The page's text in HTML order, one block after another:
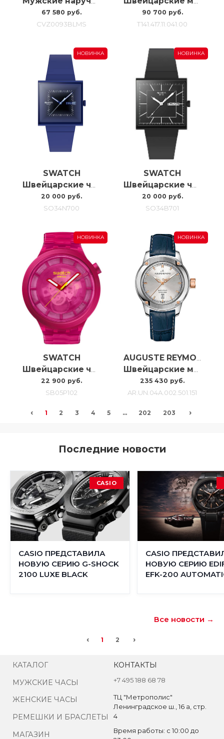
67 580 руб.
CVZ0093BLMS
90 700 руб.
T141.417.11.041.00
НОВИНКА
SWATCH
Швейцарские часы Swatch Squarely Blacklight SO34N700
20 000 руб.
SO34N700
НОВИНКА
SWATCH
Швейцарские часы Swatch What If…blackagain? SO34B701
20 000 руб.
SO34B701
НОВИНКА
SWATCH
22 900 руб.
SB05P102
НОВИНКА
235 430 руб.
AR.UN.04A.002.501.151
‹ 1 2 3 4 5 ... 202 203 ›
Последние новости
CASIO
CASIO ПРЕДСТАВИЛА
НОВУЮ СЕРИЮ G-SHOCK
2100 LUXE BLACK
CASIO
НОВУЮ СЕРИЮ
EFK-200
Все новости →
‹ 1 2 ›
КАТАЛОГ
МУЖСКИЕ ЧАСЫ
ЖЕНСКИЕ ЧАСЫ
РЕМЕШКИ И БРАСЛЕТЫ
МАГАЗИН
КОНТАКТЫ
+7 495 188 68 78
ТЦ "Метрополис"
Ленинградское ш., 16 а, стр.
4
Время работы: с 10:00 до